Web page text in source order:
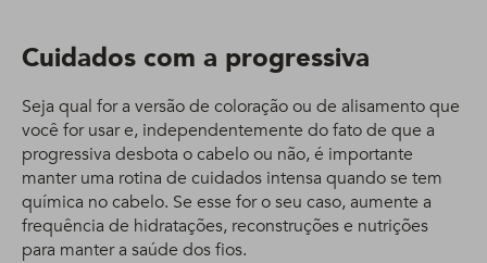
Cuidados com a progressiva
Seja qual for a versão de coloração ou de alisamento que
você for usar e, independentemente do fato de que a
progressiva desbota o cabelo ou não, é importante
manter uma rotina de cuidados intensa quando se tem
química no cabelo. Se esse for o seu caso, aumente a
frequência de hidratações, reconstruções e nutrições
para manter a saúde dos fios.